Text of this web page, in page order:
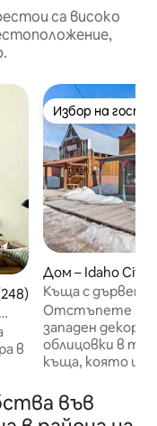
са високо
оценка: 4,93 от 5,
в
Избор на
Избор на
Дом – Idaho City
Къща с дървена
салон | Хот
Отстъпете
западен декор
облицовки в
къща, която
историческата
град Айдахо, на
във